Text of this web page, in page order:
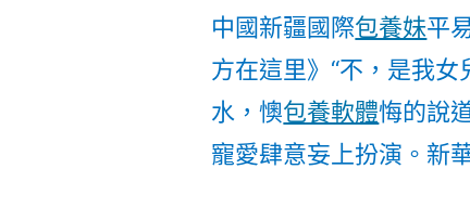
中國新疆國際包養妹平
方在這里》“不，是我
水，懊包養軟體悔的說
寵愛肆意妄上扮演。 新